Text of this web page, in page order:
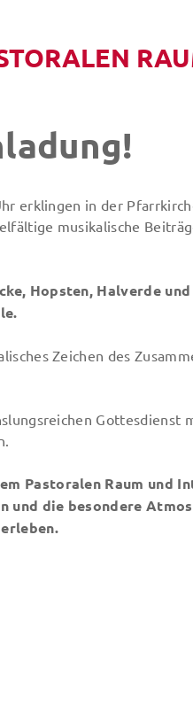
erklingen in der
musikalische
Hopsten, Halverde
Zeichen des
Gottesdienst
Pastoralen Raum und
und die besondere